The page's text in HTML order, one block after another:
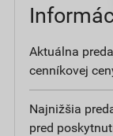
Aktuálna
cenníkovej
Najnižšia
pred